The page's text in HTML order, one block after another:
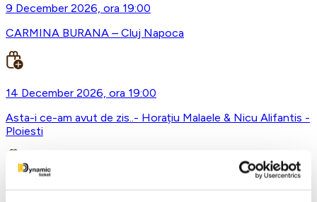
9 December 2026, ora 19:00
CARMINA BURANA – Cluj Napoca
14 December 2026, ora 19:00
Asta-i ce-am avut de zis..- Horațiu Malaele & Nicu Alifantis -
Ploiesti